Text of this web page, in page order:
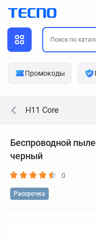
Промокоды
H11 Core
Беспроводной
черный
0
Рассрочка